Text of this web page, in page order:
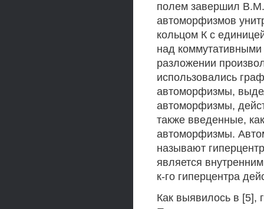
полем завершил В.М.
автоморфизмов
кольцом К с
над
разложении
использовались
автоморфизмы,
автоморфизмы,
также введенные,
автоморфизмы.
называют
является
к-го гиперцентра
Как выявилось в [5],